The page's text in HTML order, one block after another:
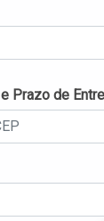
Prazo de